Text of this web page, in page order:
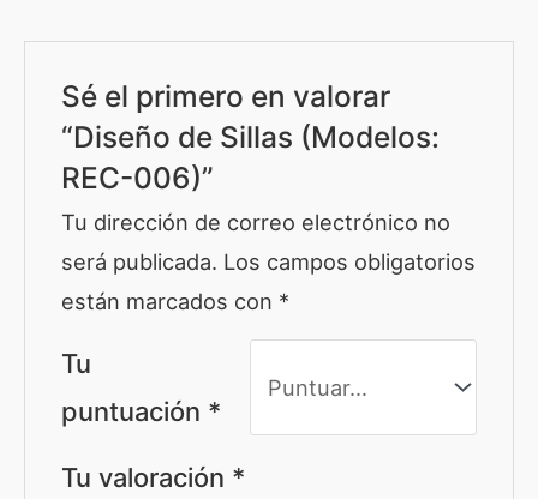
Sé el primero en valorar
“Diseño de Sillas (Modelos:
REC-006)”
Tu dirección de correo electrónico no
será publicada. Los campos obligatorios
están marcados con *
Tu
puntuación *
Tu valoración *